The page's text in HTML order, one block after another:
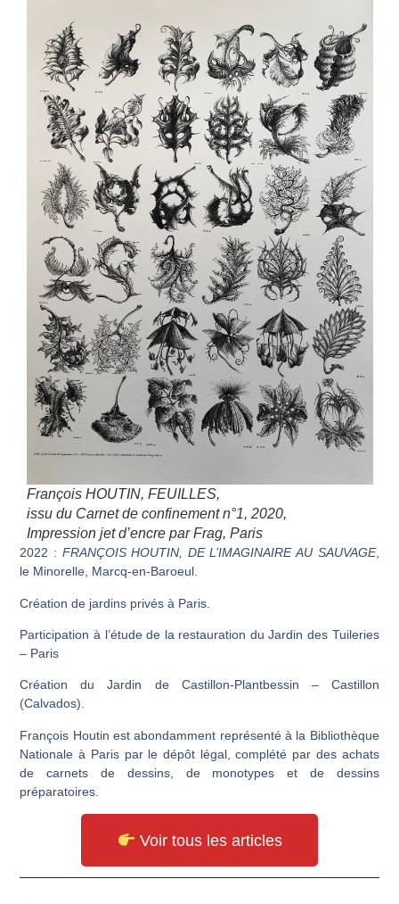
François HOUTIN, FEUILLES,
issu du Carnet de confinement n°1, 2020,
Impression jet d’encre par Frag, Paris
2022 : FRANÇOIS HOUTIN, DE L’IMAGINAIRE AU SAUVAGE,
le Minorelle, Marcq-en-Baroeul.
Création de jardins privés à Paris.
Participation à l’étude de la restauration du Jardin des Tuileries
– Paris
Création du Jardin de Castillon-Plantbessin – Castillon
(Calvados).
François Houtin est abondamment représenté à la Bibliothèque
Nationale à Paris par le dépôt légal, complété par des achats
de carnets de dessins, de monotypes et de dessins
préparatoires.
Voir tous les articles